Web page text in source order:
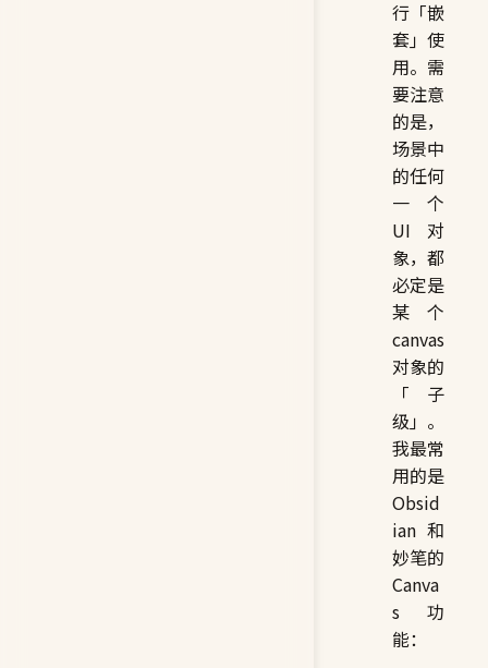
行「嵌
套」使
用。需
要注意
的是，
场景中
的任何
一个
UI 对
象，都
必定是
某个
canvas
对象的
「子
级」。
我最常
用的是
Obsid
ian 和
妙笔的
Canva
s 功
能：